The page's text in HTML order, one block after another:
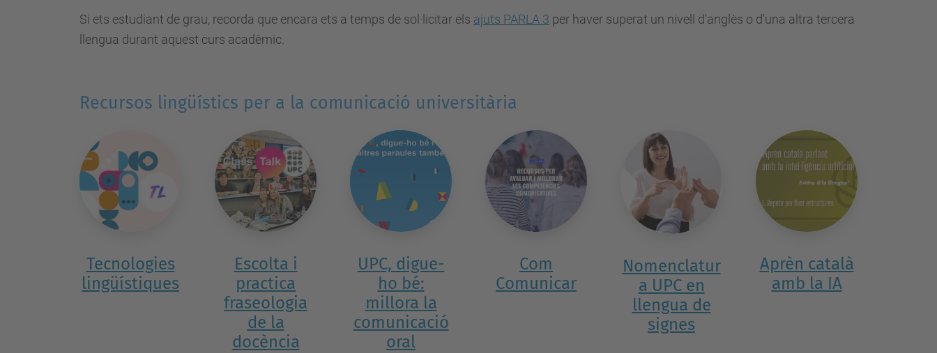
Si ets estudiant de grau, recorda que encara ets a temps de sol·licitar els ajuts PARLA 3 per haver superat un nivell d'anglès o d'una altra tercera
llengua durant aquest curs acadèmic.
Recursos lingüístics per a la comunicació universitària
Tecnologies
lingüístiques
Escolta i
practica
fraseologia
de la
docència
UPC, digue-
ho bé:
millora la
comunicació
oral
Com
Comunicar
Nomenclatur
a UPC en
llengua de
signes
Aprèn català
amb la IA